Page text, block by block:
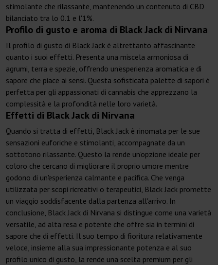
stimolante che rilassante, mantenendo un contenuto di CBD
bilanciato tra lo 0.1 e l'1%.
Profilo di gusto e aroma di Black Jack di Nirvana
Il profilo di gusto di Black Jack è altrettanto affascinante
quanto i suoi effetti. Presenta una miscela armoniosa di
agrumi, terra e spezie, offrendo un'esperienza aromatica e di
sapore che piace ai sensi. Questa sofisticata palette di sapori è
perfetta per gli appassionati di cannabis che apprezzano la
complessità e la profondità nelle loro varietà.
Effetti di Black Jack di Nirvana
Quando si tratta di effetti, Black Jack è rinomata per le sue
sensazioni euforiche e stimolanti, accompagnate da un
sottotono rilassante. Questo la rende un'opzione ideale per
coloro che cercano di migliorare il proprio umore mentre
godono di un'esperienza calmante e pacifica. Che venga
utilizzata per scopi ricreativi o terapeutici, Black Jack promette
un viaggio soddisfacente dalla partenza all'arrivo. In
conclusione, Black Jack di Nirvana si distingue come una varietà
versatile, ad alta resa e potente che offre sia in termini di
sapore che di effetti. Il suo tempo di fioritura relativamente
veloce, insieme alla sua impressionante potenza e al suo
profilo unico di gusto, la rende una scelta premium per gli